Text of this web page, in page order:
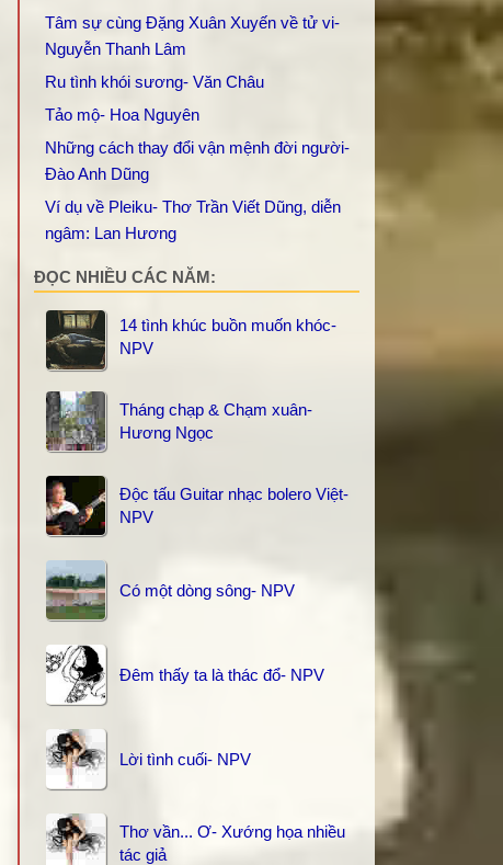
Tâm sự cùng Đặng Xuân Xuyến về tử vi-
Nguyễn Thanh Lâm
Ru tình khói sương- Văn Châu
Tảo mộ- Hoa Nguyên
Những cách thay đổi vận mệnh đời người-
Đào Anh Dũng
Ví dụ về Pleiku- Thơ Trần Viết Dũng, diễn
ngâm: Lan Hương
ĐỌC NHIỀU CÁC NĂM:
14 tình khúc buồn muốn khóc-
NPV
Tháng chạp & Chạm xuân-
Hương Ngọc
Độc tấu Guitar nhạc bolero Việt-
NPV
Có một dòng sông- NPV
Đêm thấy ta là thác đổ- NPV
Lời tình cuối- NPV
Thơ vần... Ơ- Xướng họa nhiều
tác giả